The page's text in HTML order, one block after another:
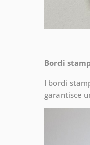
Bordi
I bordi
garantisce